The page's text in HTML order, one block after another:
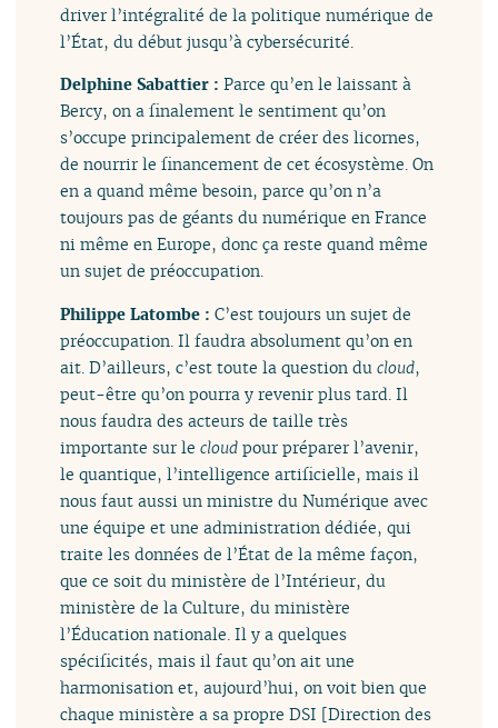
driver l’intégralité de la politique numérique de
l’État, du début jusqu’à cybersécurité.
Delphine Sabattier :Parce qu’en le laissant à
Bercy, on a finalement le sentiment qu’on
s’occupe principalement de créer des licornes,
de nourrir le financement de cet écosystème. On
en a quand même besoin, parce qu’on n’a
toujours pas de géants du numérique en France
ni même en Europe, donc ça reste quand même
un sujet de préoccupation.
Philippe Latombe :C’est toujours un sujet de
préoccupation. Il faudra absolument qu’on en
ait. D’ailleurs, c’est toute la question ducloud,
peut-être qu’on pourra y revenir plus tard. Il
nous faudra des acteurs de taille très
importante sur lecloud pour préparer l’avenir,
le quantique, l’intelligence artificielle, mais il
nous faut aussi un ministre du Numérique avec
une équipe et une administration dédiée, qui
traite les données de l’État de la même façon,
que ce soit du ministère de l’Intérieur, du
ministère de la Culture, du ministère
l’Éducation nationale. Il y a quelques
spécificités, mais il faut qu’on ait une
harmonisation et, aujourd’hui, on voit bien que
chaque ministère a sa propre DSI [Direction des